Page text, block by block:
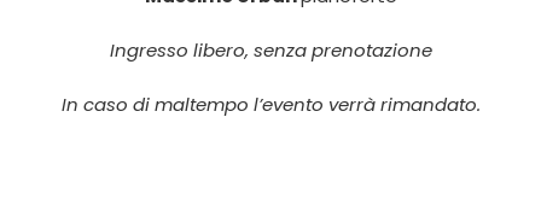
Ingresso libero, senza prenotazione
In caso di maltempo l’evento verrà rimandato.